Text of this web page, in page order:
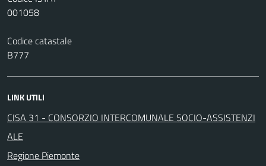
001058
Codice catastale
B777
LINK UTILI
CISA 31 - CONSORZIO INTERCOMUNALE SOCIO-ASSISTENZI
ALE
Regione Piemonte